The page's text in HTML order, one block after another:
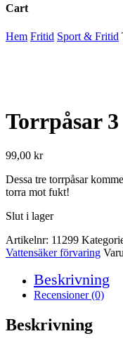
Cart
Close
Hem Fritid Sport & Fritid
Torrpåsar
99,00 kr
Dessa tre torrpåsar
torra mot fukt!
Slut i lager
Artikelnr: 11299
Vattensäker förvaring
Beskrivning
Recensioner (0)
Beskrivning